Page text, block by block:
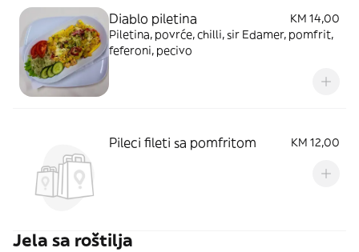
Diablo piletina
KM 14,00
Piletina, povrće, chilli, sir Edamer, pomfrit,
feferoni, pecivo
Pileci fileti sa pomfritom KM 12,00
Jela sa roštilja